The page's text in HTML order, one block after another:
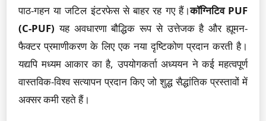
पाठ-गहन या जटिल इंटरफेस से बाहर रह गए हैं।कॉग्निटिव PUF
(C-PUF) यह अवधारणा बौद्धिक रूप से उत्तेजक है और ह्यूमन-
फैक्टर प्रमाणीकरण के लिए एक नया दृष्टिकोण प्रदान करती है।
यद्यपि मध्यम आकार का है, उपयोगकर्ता अध्ययन ने कई महत्वपूर्ण
वास्तविक-विश्व सत्यापन प्रदान किए जो शुद्ध सैद्धांतिक प्रस्तावों में
अक्सर कमी रहते हैं।